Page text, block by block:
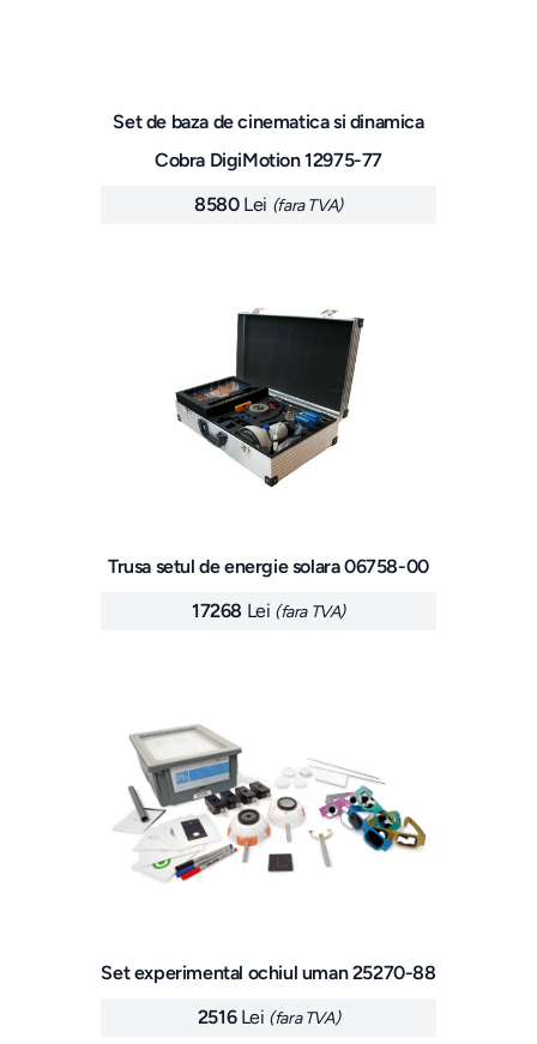
Set de baza de cinematica si dinamica
Cobra DigiMotion 12975-77
8580 Lei (fara TVA)
Trusa setul de energie solara 06758-00
17268 Lei (fara TVA)
Set experimental ochiul uman 25270-88
2516 Lei (fara TVA)